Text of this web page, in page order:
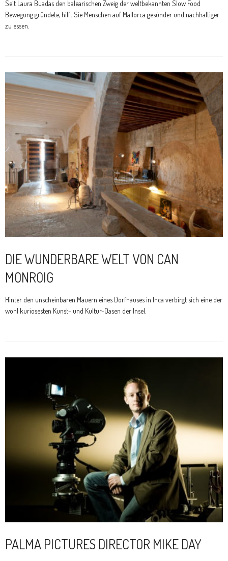
Seit Laura Buadas den balearischen Zweig der weltbekannten Slow Food
Bewegung gründete, hilft Sie Menschen auf Mallorca gesünder und nachhaltiger
zu essen.
DIE WUNDERBARE WELT VON CAN
MONROIG
Hinter den unscheinbaren Mauern eines Dorfhauses in Inca verbirgt sich eine der
wohl kuriosesten Kunst- und Kultur-Oasen der Insel.
PALMA PICTURES DIRECTOR MIKE DAY